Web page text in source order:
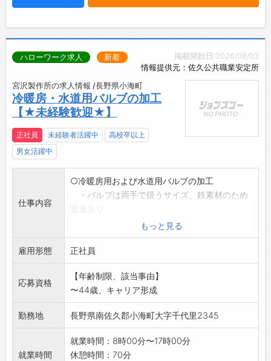
掲載開始日:2026/08/03
情報提供元：佐久公共職業安定所
ハローワーク求人 新着
宮沢製作所の求人情報 /長野県小海町
冷暖房・水道用バルブの加工
【★未経験歓迎★】
正社員 未経験者活躍中
高校卒以上
男女活躍中
仕事内容
○冷暖房用および水道用バルブの加工
・バルブは両手で扱うサイズ、鉄素材のため
・NC旋盤(脱着作業あり)、ボール盤を使用し
た穴あけ、
加工作業
・脱着作業含�
※業務変更の範囲:なし
もっと見る
雇用形態 正社員
応募資格
【年齢制限、該当事由】
〜44歳、キャリア形成
勤務地 長野県南佐久郡小海町大字千代里2345
就業時間
就業時間：8時00分〜17時00分
休憩時間：70分